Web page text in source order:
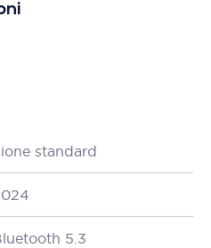
standard
5.3